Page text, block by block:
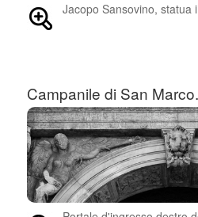
Jacopo Sansovino, statua
Campanile di San